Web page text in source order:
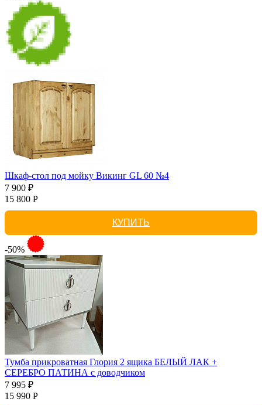
Шкаф-стол под мойку Викинг GL 60 №4
7 900 ₽
15 800 Р
КУПИТЬ
-50%
Тумба прикроватная Глория 2 ящика БЕЛЫЙ ЛАК +
СЕРЕБРО ПАТИНА с доводчиком
7 995 ₽
15 990 Р